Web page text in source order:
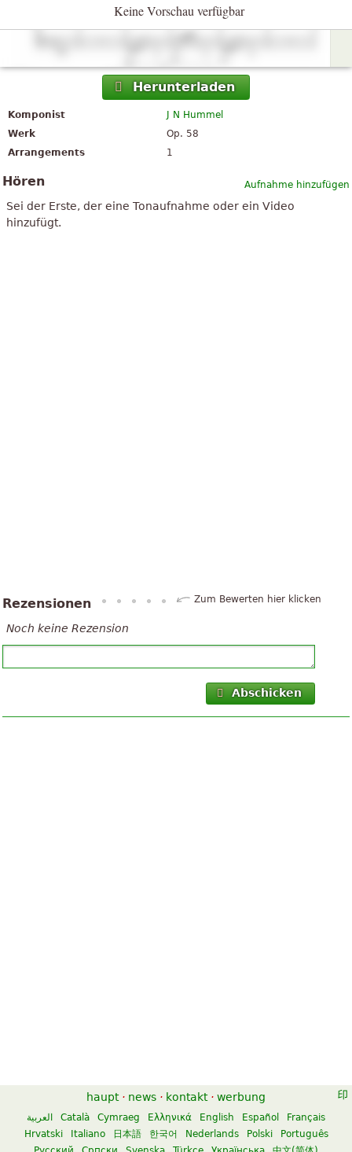
Keine Vorschau verfügbar
Herunterladen
Komponist
J N Hummel
Werk
Op. 58
Arrangements
1
Aufnahme hinzufügen
Hören
Sei der Erste, der eine Tonaufnahme oder ein Video
hinzufügt.
Rezensionen Zum Bewerten hier klicken
Noch keine Rezension
Abschicken
haupt · news · kontakt · werbung
العربية Català Cymraeg Ελληνικά English Español
Français
Hrvatski
Italiano 日本語 한국어 Nederlands Polski
Português